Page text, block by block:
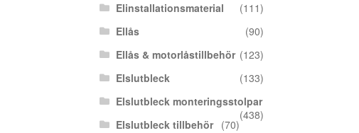
Elinstallationsmaterial
(111)
Ellås
(90)
Ellås & motorlåstillbehör (123)
Elslutbleck
(133)
Elslutbleck monteringsstolpar
(438)
Elslutbleck tillbehör
(70)